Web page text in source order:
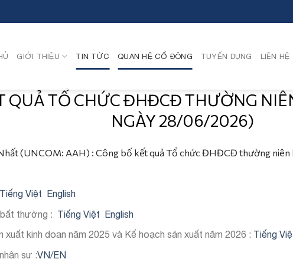
GIỚI THIỆU TIN TỨC QUAN HỆ CỔ ĐÔNG TUYỂN DỤNG LIÊN HỆ
QUẢ TỔ CHỨC ĐHĐCĐ THƯỜNG
NGÀY 28/06/2026)
(UNCOM: AAH) : Công bố kết quả Tổ chức ĐHĐCĐ thường
Tiếng Việt English
thường : Tiếng Việt English
xuất kinh doan năm 2025 và Kế hoạch sản xuất năm 2026 : Tiếng
sự :VN/EN